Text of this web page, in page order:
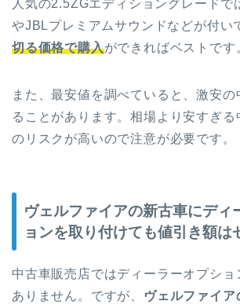
人気の2.5ZGエディショングレードで
やJBLプレミアムサウンドなどが付い
切る価格で購入ができればベストです
また、最安値を調べていると、激安の
ることがあります。相場より安すぎる
のリスクが高いので注意が必要です。
ヴェルファイアの新古車にディ
ョンを取り付けても値引き額は
中古車販売店ではディーラーオプショ
ありません。ですが、
ヴェルファイ